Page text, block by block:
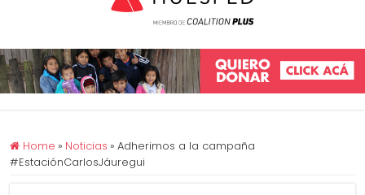
Home » Noticias » Adherimos a la campaña
#EstaciónCarlosJáuregui